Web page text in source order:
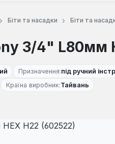
Біти та насадки Біти та
3/4" L80мм
Призначення:під ручний
Країна виробник:Тайвань